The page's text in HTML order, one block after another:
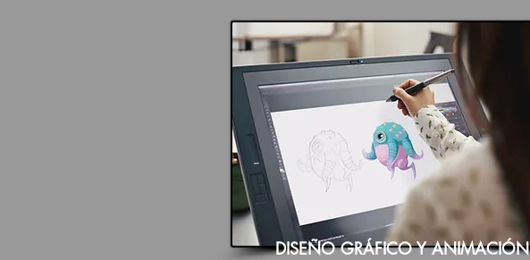
DISEÑO GRÁFICO Y ANIMACIÓN